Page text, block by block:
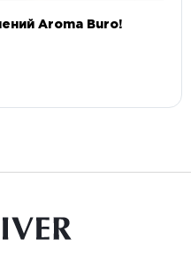
Aroma Buro! ⠀